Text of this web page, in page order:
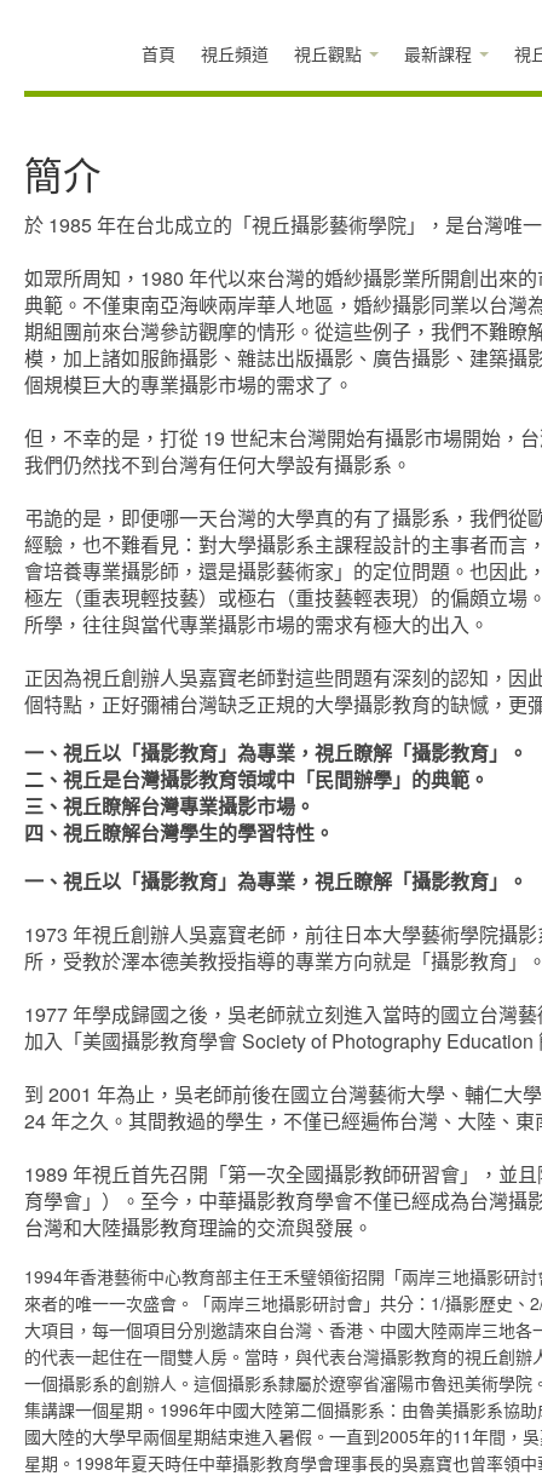
首頁 視丘頻道 視丘觀點 最新課程 視
簡介
於 1985 年在台北成立的「視丘攝影藝術學院」，是台灣唯
如眾所周知，1980 年代以來台灣的婚紗攝影業所開創出來
典範。不僅東南亞海峽兩岸華人地區，婚紗攝影同業以台
期組團前來台灣參訪觀摩的情形。從這些例子，我們不難
模，加上諸如服飾攝影、雜誌出版攝影、廣告攝影、建築
個規模巨大的專業攝影市場的需求了。
但，不幸的是，打從 19 世紀末台灣開始有攝影市場開始，
我們仍然找不到台灣有任何大學設有攝影系。
弔詭的是，即便哪一天台灣的大學真的有了攝影系，我們
經驗，也不難看見：對大學攝影系主課程設計的主事者而
會培養專業攝影師，還是攝影藝術家」的定位問題。也因
極左（重表現輕技藝）或極右（重技藝輕表現）的偏頗立
所學，往往與當代專業攝影市場的需求有極大的出入。
正因為視丘創辦人吳嘉寶老師對這些問題有深刻的認知，
個特點，正好彌補台灣缺乏正規的大學攝影教育的缺憾，
一、視丘以「攝影教育」為專業，視丘瞭解「攝影教育」。
二、視丘是台灣攝影教育領域中「民間辦學」的典範。
三、視丘瞭解台灣專業攝影市場。
四、視丘瞭解台灣學生的學習特性。
一、視丘以「攝影教育」為專業，視丘瞭解「攝影教育」。
1973 年視丘創辦人吳嘉寶老師，前往日本大學藝術學院攝
所，受教於澤本德美教授指導的專業方向就是「攝影教育」
1977 年學成歸國之後，吳老師就立刻進入當時的國立台灣
加入「美國攝影教育學會 Society of Photography
到 2001 年為止，吳老師前後在國立台灣藝術大學、輔仁大
24 年之久。其間教過的學生，不僅已經遍佈台灣、大陸、
1989 年視丘首先召開「第一次全國攝影教師研習會」，並
育學會」）。至今，中華攝影教育學會不僅已經成為台灣
台灣和大陸攝影教育理論的交流與發展。
1994年香港藝術中心教育部主任王禾璧領銜招開「兩岸三地攝影研
來者的唯一一次盛會。「兩岸三地攝影研討會」共分：1/攝影歷史
大項目，每一個項目分別邀請來自台灣、香港、中國大陸兩岸三地
的代表一起住在一間雙人房。當時，與代表台灣攝影教育的視丘創
一個攝影系的創辦人。這個攝影系隸屬於遼寧省瀋陽市魯迅美術學
集講課一個星期。1996年中國大陸第二個攝影系：由魯美攝影系協
國大陸的大學早兩個星期結束進入暑假。一直到2005年的11年間，
星期。1998年夏天時任中華攝影教育學會理事長的吳嘉寶也曾率領